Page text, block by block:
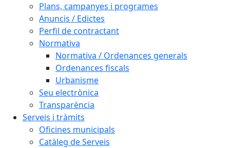
Plans, campanyes i programes
Anuncis / Edictes
Perfil de contractant
Normativa
Normativa / Ordenances generals
Ordenances fiscals
Urbanisme
Seu electrònica
Transparència
Serveis i tràmits
Oficines municipals
Catàleg de Serveis